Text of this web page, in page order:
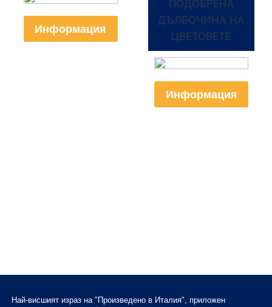
Информация
ПОДОБРЕНА
ДЪЛБОЧИНА НА
ЦВЕТОВЕТЕ
Информация
Най-висшият израз на "Произведено в Италия", приложен